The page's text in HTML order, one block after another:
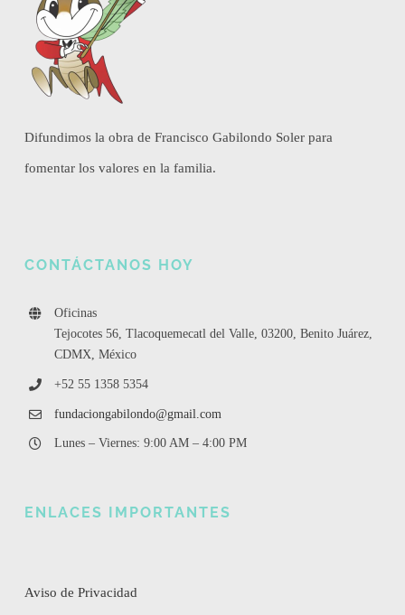
Difundimos la obra de Francisco Gabilondo Soler para
fomentar los valores en la familia.
CONTÁCTANOS HOY
Oficinas
Tejocotes 56, Tlacoquemecatl del Valle, 03200, Benito Juárez,
CDMX, México
+52 55 1358 5354
fundaciongabilondo@gmail.com
Lunes – Viernes: 9:00 AM – 4:00 PM
ENLACES IMPORTANTES
Aviso de Privacidad